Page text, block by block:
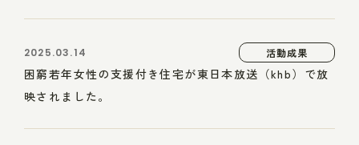
2025.03.14 活動成果
困窮若年女性の支援付き住宅が東日本放送（khb）で放
映されました。